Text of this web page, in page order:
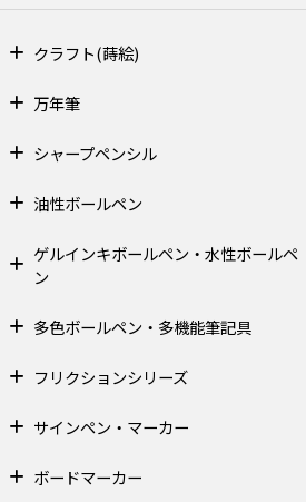
クラフト(蒔絵)
万年筆
シャープペンシル
油性ボールペン
ゲルインキボールペン・水性ボールペ
ン
多色ボールペン・多機能筆記具
フリクションシリーズ
サインペン・マーカー
ボードマーカー